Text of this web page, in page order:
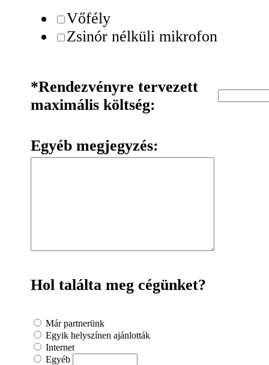
Vőfély
Zsinór nélküli mikrofon
*Rendezvényre tervezett
maximális költség:
Egyéb megjegyzés:
Hol találta meg cégünket?
Már partnerünk
Egyik helyszínen ajánlották
Internet
Egyéb